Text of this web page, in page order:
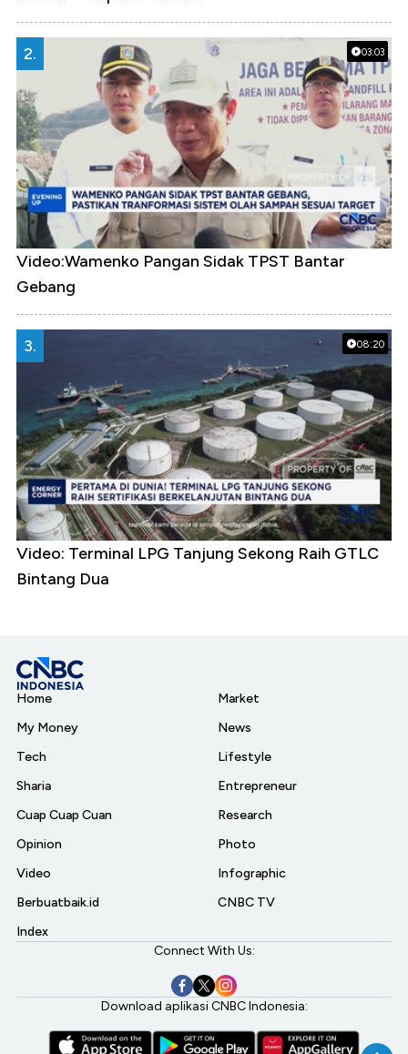
03:03
2.
Video:Wamenko Pangan Sidak TPST Bantar
Gebang
08:20
3.
Video: Terminal LPG Tanjung Sekong Raih GTLC
Bintang Dua
Home
My Money
Tech
Sharia
Cuap Cuap Cuan
Opinion
Video
Berbuatbaik.id
Index
Market
News
Lifestyle
Entrepreneur
Research
Photo
Infographic
CNBC TV
Connect With Us:
Download aplikasi CNBC Indonesia: